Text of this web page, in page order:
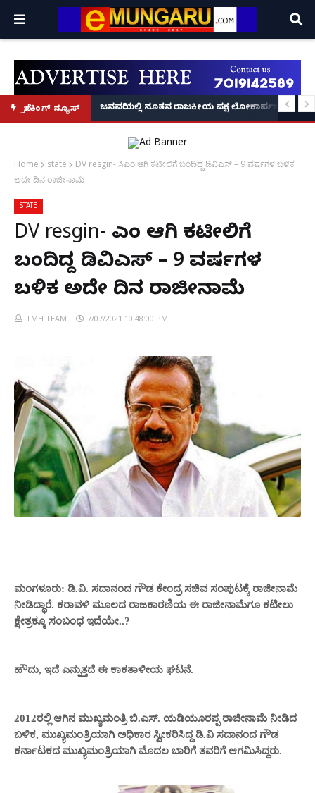
ಬ್ರೇಕಿಂಗ್ ನ್ಯೂಸ್
ಕಥೆ!
8 ಅಡಿಗೂ ಹೆಚ್ಚು ಉದ್ದದ ಕೂದಲು ಬೆಳೆಸಿ ಗಿನ್ನಿಸ್ ವಿಶ್ವ ದಾಖಲೆ ಬರೆದ ಭಾರತದ ರೇಣು
ಜನವರಿಯಲ್ಲಿ ನೂತನ ರಾಜಕೀಯ ಪಕ್ಷ ಲೋಕಾರ್ಪಣೆ – ನಟ
Home state
DV resgin- ಸಿಎಂ ಆಗಿ ಕಟೀಲಿಗೆ ಬಂದಿದ್ದ ಡಿವಿಎಸ್ – 9 ವರ್ಷಗಳ ಬಳಿಕ
ಅದೇ ದಿನ ರಾಜೀನಾಮೆ
STATE
DV resgin- ಸಿಎಂ ಆಗಿ ಕಟೀಲಿಗೆ
ಬಂದಿದ್ದ ಡಿವಿಎಸ್ – 9 ವರ್ಷಗಳ
ಬಳಿಕ ಅದೇ ದಿನ ರಾಜೀನಾಮೆ
TMH TEAM 7/07/2021 10:48:00 PM
ಮಂಗಳೂರು: ಡಿ.ವಿ. ಸದಾನಂದ ಗೌಡ ಕೇಂದ್ರ ಸಚಿವ ಸಂಪುಟಕ್ಕೆ ರಾಜೀನಾಮೆ
ನೀಡಿದ್ಧಾರೆ. ಕರಾವಳಿ ಮೂಲದ ರಾಜಕಾರಣಿಯ ಈ ರಾಜೀನಾಮೆಗೂ ಕಟೀಲು
ಕ್ಷೇತ್ರಕ್ಕೂ ಸಂಬಂಧ ಇದೆಯೇ..?
ಹೌದು, ಇದೆ ಎನ್ನುತ್ತದೆ ಈ ಕಾಕತಾಳೀಯ ಘಟನೆ.
2012ರಲ್ಲಿ ಆಗಿನ ಮುಖ್ಯಮಂತ್ರಿ ಬಿ.ಎಸ್. ಯಡಿಯೂರಪ್ಪ ರಾಜೀನಾಮೆ ನೀಡಿದ
ಬಳಿಕ, ಮುಖ್ಯಮಂತ್ರಿಯಾಗಿ ಅಧಿಕಾರ ಸ್ವೀಕರಿಸಿದ್ದ ಡಿ.ವಿ ಸದಾನಂದ ಗೌಡ
ಕರ್ನಾಟಕದ ಮುಖ್ಯಮಂತ್ರಿಯಾಗಿ ಮೊದಲ ಬಾರಿಗೆ ತವರಿಗೆ ಆಗಮಿಸಿದ್ದರು.